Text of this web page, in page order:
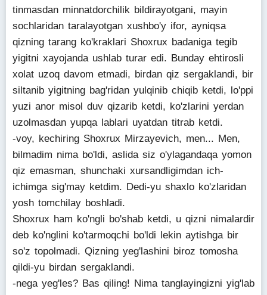
tinmasdan minnatdorchilik bildirayotgani, mayin
sochlaridan taralayotgan xushbo'y ifor, ayniqsa
qizning tarang ko'kraklari Shoxrux badaniga tegib
yigitni xayojanda ushlab turar edi. Bunday ehtirosli
xolat uzoq davom etmadi, birdan qiz sergaklandi, bir
siltanib yigitning bag'ridan yulqinib chiqib ketdi, lo'ppi
yuzi anor misol duv qizarib ketdi, ko'zlarini yerdan
uzolmasdan yupqa lablari uyatdan titrab ketdi.
-voy, kechiring Shoxrux Mirzayevich, men... Men,
bilmadim nima bo'ldi, aslida siz o'ylagandaqa yomon
qiz emasman, shunchaki xursandligimdan ich-
ichimga sig'may ketdim. Dedi-yu shaxlo ko'zlaridan
yosh tomchilay boshladi.
Shoxrux ham ko'ngli bo'shab ketdi, u qizni nimalardir
deb ko'nglini ko'tarmoqchi bo'ldi lekin aytishga bir
so'z topolmadi. Qizning yeg'lashini biroz tomosha
qildi-yu birdan sergaklandi.
-nega yeg'les? Bas qiling! Nima tanglayingizni yig'lab